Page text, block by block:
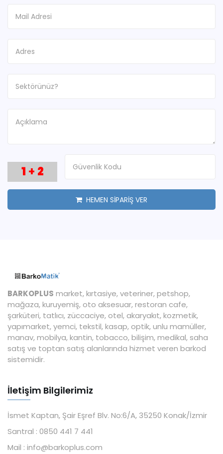
1 + 2
HEMEN SİPARİŞ VER
BARKOPLUS market, kırtasiye, veteriner, petshop,
mağaza, kuruyemiş, oto aksesuar, restoran cafe,
şarküteri, tatlıcı, züccaciye, otel, akaryakıt, kozmetik,
yapımarket, yemci, tekstil, kasap, optik, unlu mamüller,
manav, mobilya, kantin, tobacco, bilişim, medikal, saha
satış ve toptan satış alanlarında hizmet veren barkod
sistemidir.
İletişim Bilgilerimiz
İsmet Kaptan, Şair Eşref Blv. No:6/A, 35250 Konak/İzmir
Santral : 0850 441 7 441
Mail : info@barkoplus.com